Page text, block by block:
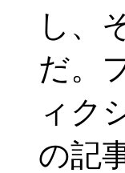
し、
だ。
ィク
の記